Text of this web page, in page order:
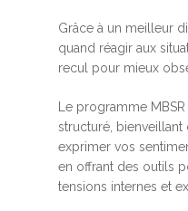
Grâce à un meilleur
quand réagir aux
recul pour mieux
Le programme
structuré,
exprimer vos
en offrant des outils
tensions internes et